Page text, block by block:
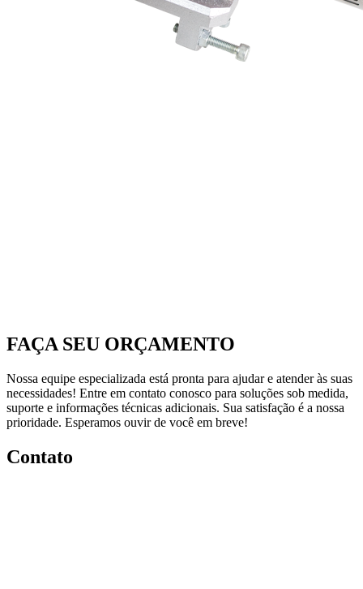
FAÇA SEU ORÇAMENTO
Nossa equipe especializada está pronta para ajudar e atender às suas
necessidades! Entre em contato conosco para soluções sob medida,
suporte e informações técnicas adicionais. Sua satisfação é a nossa
prioridade. Esperamos ouvir de você em breve!
Contato